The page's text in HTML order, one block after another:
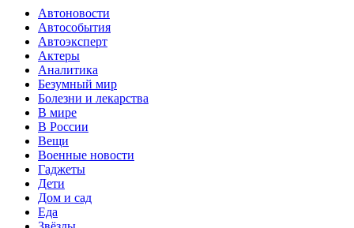
Автоновости
Автособытия
Автоэксперт
Актеры
Аналитика
Безумный мир
Болезни и лекарства
В мире
В России
Вещи
Военные новости
Гаджеты
Дети
Дом и сад
Еда